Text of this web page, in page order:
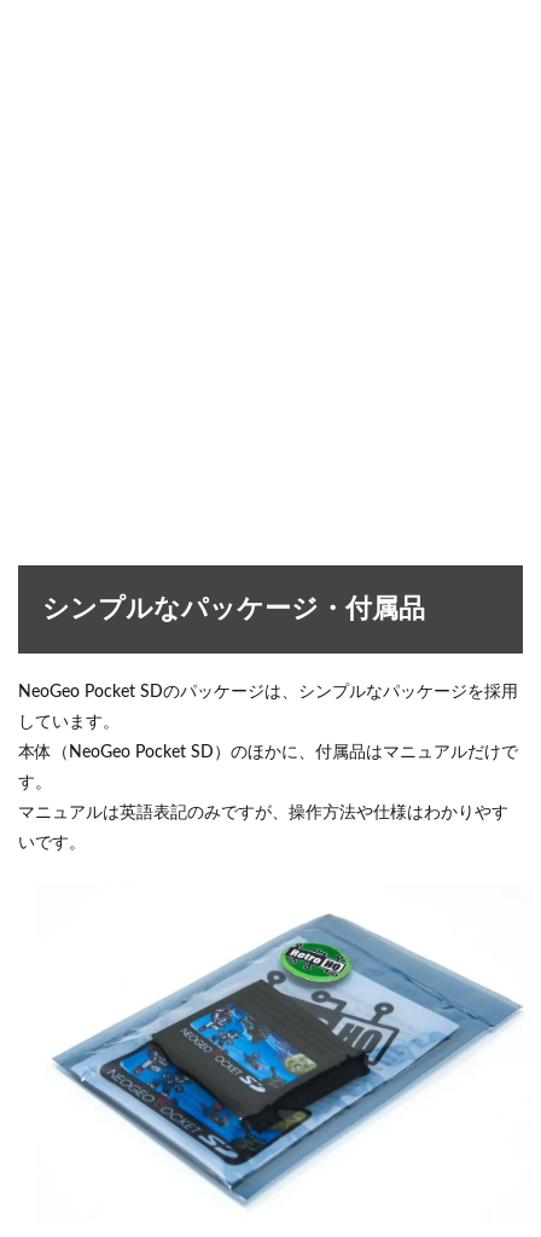
シンプルなパッケージ・付属品
NeoGeo Pocket SDのパッケージは、シンプルなパッケージを採用
しています。
本体（NeoGeo Pocket SD）のほかに、付属品はマニュアルだけで
す。
マニュアルは英語表記のみですが、操作方法や仕様はわかりやす
いです。